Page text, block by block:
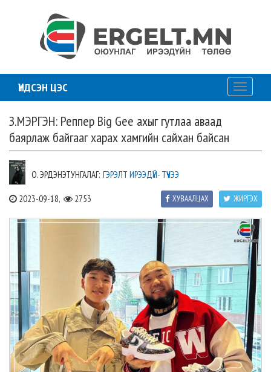
ҮНДСЭН ЦЭС
Toggle
З.МЭРГЭН: Реппер Big Gee ахыг гутлаа аваад
баярлаж байгааг харах хамгийн сайхан байсан
О. ЭРДЭНЭТУНГАЛАГ: ГЭРЭЛТ ИРЭЭДҮЙ- ТҮҮЧЭЭ
2023-09-18, 2753 ЖИРГЭХ
ХУВААЛЦАХ